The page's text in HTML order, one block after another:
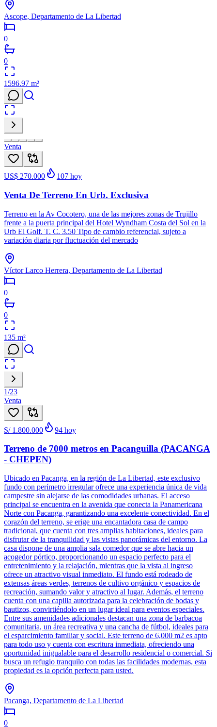
Ascope, Departamento de La Libertad
0
0
1596.97 m²
Venta
US$ 270.000 107 hoy
Venta De Terreno En Urb. Exclusiva
Terreno en la Av Cocotero, una de las mejores zonas de Trujillo
frente a la puerta principal del Hotel Wyndham Costa del Sol en la
Urb El Golf. T. C. 3.50 Tipo de cambio referencial, sujeto a
variación diaria por fluctuación del mercado
Víctor Larco Herrera, Departamento de La Libertad
0
0
135 m²
1/23
Venta
S/ 1.800.000 94 hoy
Terreno de 7000 metros en Pacanguilla (PACANGA
- CHEPEN)
Ubicado en Pacanga, en la región de La Libertad, este exclusivo
fundo con perímetro irregular ofrece una experiencia única de vida
campestre sin alejarse de las comodidades urbanas. El acceso
principal se encuentra en la avenida que conecta la Panamericana
Norte con Pacanga, garantizando una excelente conectividad. En el
corazón del terreno, se erige una encantadora casa de campo
tradicional, que cuenta con tres amplias habitaciones, ideales para
disfrutar de la tranquilidad y las vistas panorámicas del entorno. La
casa dispone de una amplia sala comedor que se abre hacia un
acogedor pórtico, proporcionando un espacio perfecto para el
entretenimiento y la relajación, mientras que la vista al ingreso
ofrece un atractivo visual inmediato. El fundo está rodeado de
extensas áreas verdes, terrenos de cultivo orgánico y espacios de
recreación, sumando valor y atractivo al lugar. Además, el terreno
cuenta con una capilla autorizada para la celebración de bodas y
bautizos, convirtiéndolo en un lugar ideal para eventos especiales.
Entre sus amenidades adicionales destacan una zona de barbacoa
comunitaria, un área recreativa y una cancha de fútbol, ideales para
el esparcimiento familiar y social. Este terreno de 6,000 m2 es apto
para todo uso y cuenta con escritura inmediata, ofreciendo una
oportunidad inigualable para el desarrollo residencial o comercial. Si
busca un refugio tranquilo con todas las facilidades modernas, esta
propiedad es la opción perfecta para usted.
Pacanga, Departamento de La Libertad
0